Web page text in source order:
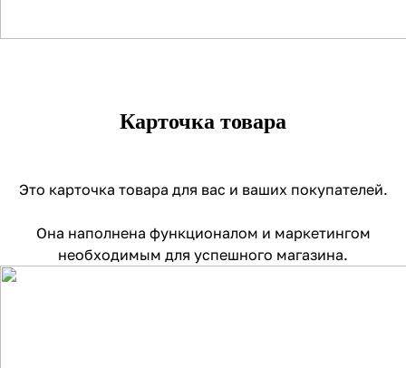
Карточка товара
Это карточка товара для вас и ваших покупателей.
Она наполнена функционалом и маркетингом
необходимым для успешного магазина.